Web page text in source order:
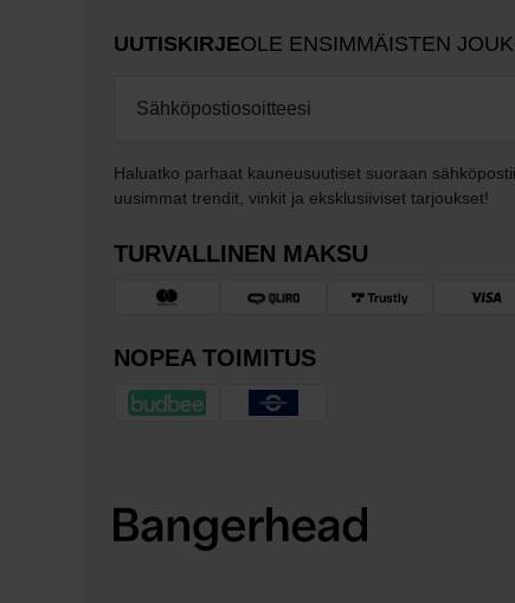
UUTISKIRJEOLE ENSIMMÄISTEN
Haluatko parhaat kauneusuutiset suoraan
uusimmat trendit, vinkit ja eksklusiiviset tarjoukset!
TURVALLINEN MAKSU
NOPEA TOIMITUS